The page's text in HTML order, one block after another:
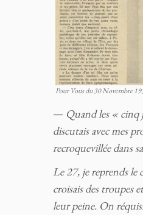
Pour Vous du 30 Novembre
— Quand les « cinq
discutais avec mes
recroquevillée dans
Le 27, je reprends le
croisais des troupes
leur peine. On